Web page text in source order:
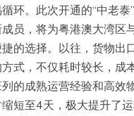
环。此次开通的“中老泰
员，将为粤港澳大湾区
的选择。以往，货物出
式，不仅耗时较长，成
的成熟运营经验和高效
短至4天，极大提升了